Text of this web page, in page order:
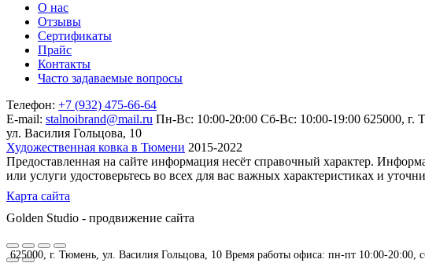
625000, г. Тюмень, ул. Василия Гольцова, 10 Время работы офиса: пн-пт 10:00-
О нас
Отзывы
Сертификаты
Прайс
Контакты
Часто задаваемые вопросы
Телефон: +7 (932) 475-66-64
E-mail: stalnoibrand@mail.ru Пн-Вс: 10:00-20:00 Сб-Вс: 10:00-19:00 625000, г.
ул. Василия Гольцова, 10
Художественная ковка в Тюмени 2015-2022
Предоставленная на сайте информация несёт справочный характер.
или услуги удостоверьтесь во всех для вас важных характеристиках и
Карта сайта
Golden Studio - продвижение сайта